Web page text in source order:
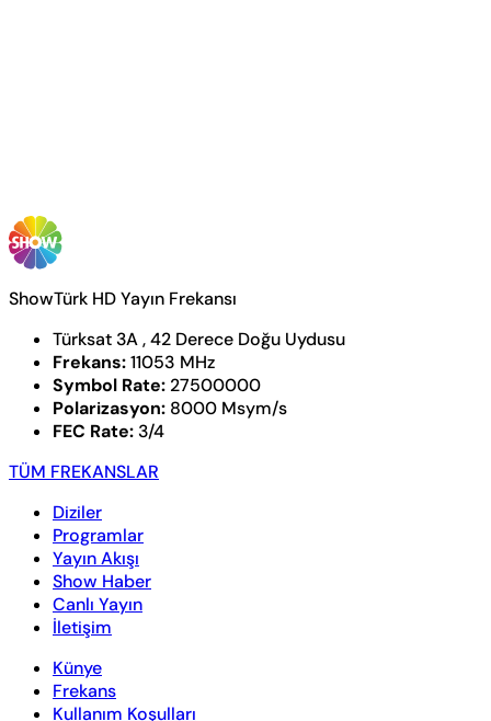
ShowTürk HD Yayın Frekansı
Türksat 3A , 42 Derece Doğu Uydusu
Frekans:11053 MHz
Symbol Rate: 27500000
Polarizasyon: 8000 Msym/s
FEC Rate: 3/4
TÜM FREKANSLAR
Diziler
Programlar
Yayın Akışı
Show Haber
Canlı Yayın
İletişim
Künye
Frekans
Kullanım Koşulları